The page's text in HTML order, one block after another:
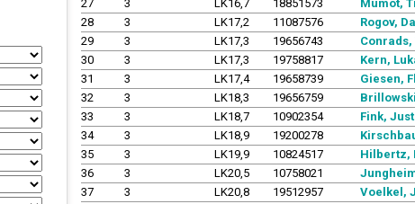
27
3 LK16,7 18851573 Mumot,
28
3 LK17,2 11087576 Rogov,
29
3 LK17,3 19656743 Conrads,
30
3 LK17,3 19758817 Kern,
31
3 LK17,4 19658739 Giesen,
32
3 LK18,3 19656759
33
3 LK18,7 10902354 Fink,
34
3 LK18,9 19200278
35
3 LK19,9 10824517 Hilbertz,
36
3 LK20,5 10758021
37
3 LK20,8 19512957 Voelkel,